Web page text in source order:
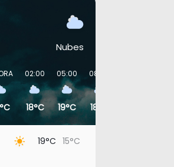
Nubes
02:00
18°C
05:00
19°C
08:00
18°C
19°C 15°C